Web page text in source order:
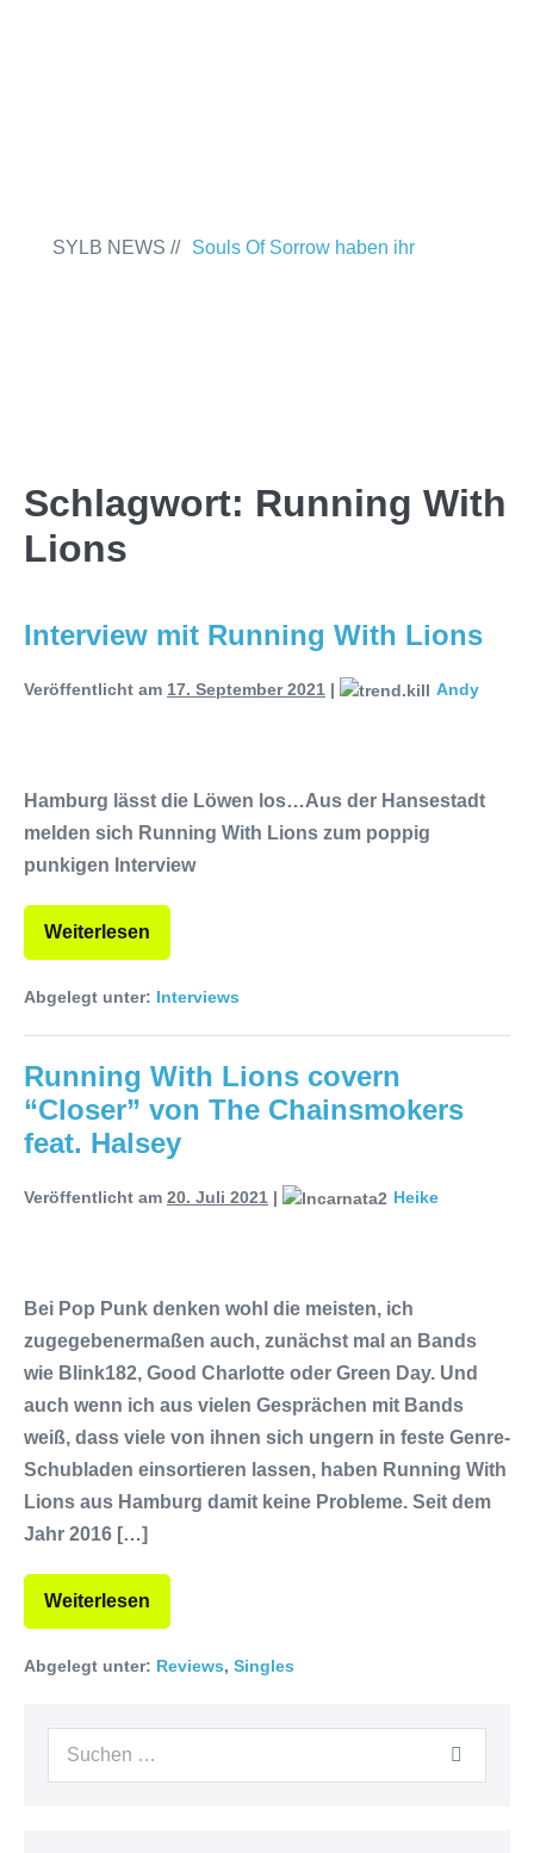
SYLB NEWS // Souls Of Sorrow haben ihr
22.11.2025 im Parkhaus Meiderich,
Parkhaus Meiderich, Duisburg
Warfield Within mit neuem
THEATER, Bochum
Schlagwort: Running With
Lions
Interview mit Running With Lions
Veröffentlicht am 17. September 2021 | Andy
Hamburg lässt die Löwen los…Aus der Hansestadt
melden sich Running With Lions zum poppig
punkigen Interview
Weiterlesen
Abgelegt unter: Interviews
Running With Lions covern
“Closer” von The Chainsmokers
feat. Halsey
Veröffentlicht am 20. Juli 2021 | Heike
Bei Pop Punk denken wohl die meisten, ich
zugegebenermaßen auch, zunächst mal an Bands
wie Blink182, Good Charlotte oder Green Day. Und
auch wenn ich aus vielen Gesprächen mit Bands
weiß, dass viele von ihnen sich ungern in feste Genre-
Schubladen einsortieren lassen, haben Running With
Lions aus Hamburg damit keine Probleme. Seit dem
Jahr 2016 […]
Weiterlesen
Abgelegt unter: Reviews, Singles